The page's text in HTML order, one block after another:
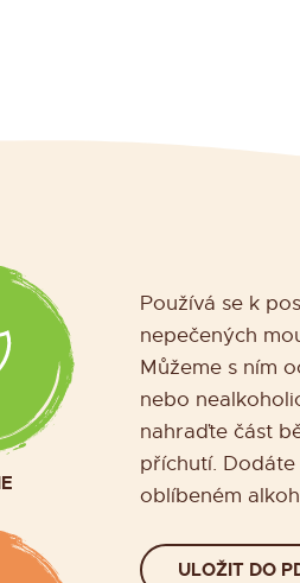
Používá se k
nepečených
Můžeme s ním
nebo
nahraďte část
příchutí.
oblíbeném
ULOŽIT DO